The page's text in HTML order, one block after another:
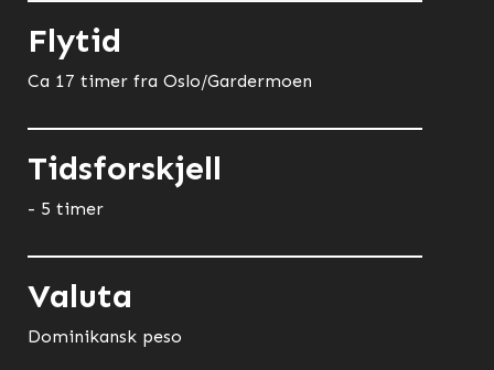
Flytid
Ca 17 timer fra Oslo/Gardermoen
Tidsforskjell
- 5 timer
Valuta
Dominikansk peso